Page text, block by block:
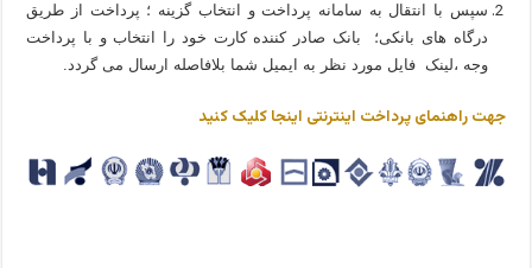
سپس با انتقال به سامانه پرداخت و انتخاب گزینه ؛ پرداخت از طریق
درگاه های بانکی؛ بانک صادر کننده کارت خود را انتخاب و با پرداخت
وجه ،لینک فایل مورد نظر به ایمیل شما بلافاصله ارسال می گردد.
جهت راهنمای پرداخت اینترنتی اینجا کلیک کنید